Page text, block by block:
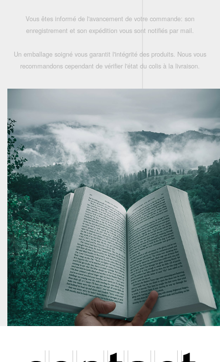
Vous êtes informé de l'avancement de votre commande: son
enregistrement et son expédition vous sont notifiés par mail.
Un emballage soigné vous garantit l'intégrité des produits. Nous vous
recommandons cependant de vérifier l'état du colis à la livraison.